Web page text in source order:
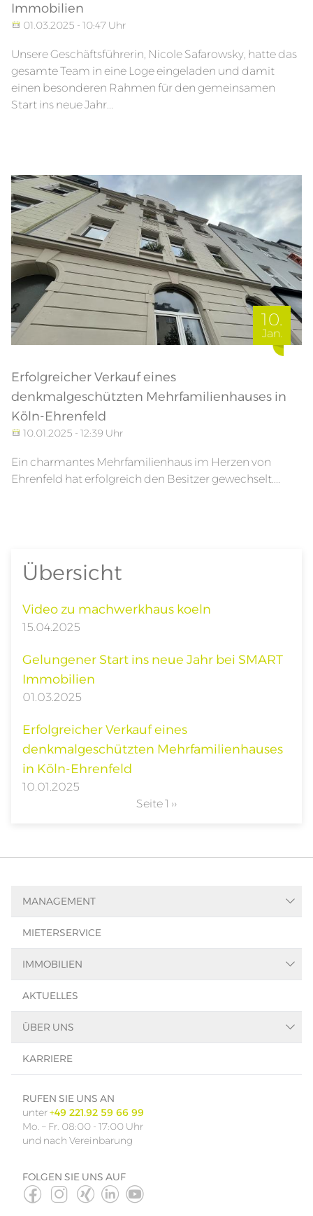
Immobilien
01.03.2025 - 10:47 Uhr
Unsere Geschäftsführerin, Nicole Safarowsky, hatte das
gesamte Team in eine Loge eingeladen und damit
einen besonderen Rahmen für den gemeinsamen
Start ins neue Jahr...
10.
Jan.
Erfolgreicher Verkauf eines
denkmalgeschützten Mehrfamilienhauses in
Köln-Ehrenfeld
10.01.2025 - 12:39 Uhr
Ein charmantes Mehrfamilienhaus im Herzen von
Ehrenfeld hat erfolgreich den Besitzer gewechselt....
Übersicht
Video zu machwerkhaus koeln
15.04.2025
Gelungener Start ins neue Jahr bei SMART
Immobilien
01.03.2025
Erfolgreicher Verkauf eines
denkmalgeschützten Mehrfamilienhauses
in Köln-Ehrenfeld
10.01.2025
Seitennummerierung
Seite 1 Nächste
››
MANAGEMENT
Property-Management
MIETERSERVICE
IMMOBILIEN
Immobilienberatung
AKTUELLES
ÜBER UNS
KARRIERE
RUFEN SIE UNS AN
unter+49 221.92 59 66 99
Mo. – Fr. 08:00 - 17:00 Uhr
und nach Vereinbarung
FOLGEN SIE UNS AUF